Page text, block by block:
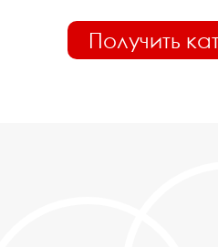
Получить